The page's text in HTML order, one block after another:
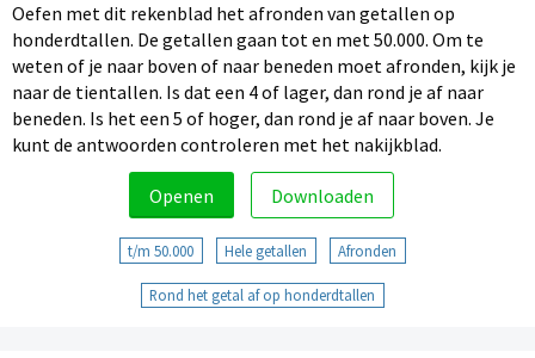
Oefen met dit rekenblad het afronden van getallen op
honderdtallen. De getallen gaan tot en met 50.000. Om te
weten of je naar boven of naar beneden moet afronden, kijk je
naar de tientallen. Is dat een 4 of lager, dan rond je af naar
beneden. Is het een 5 of hoger, dan rond je af naar boven. Je
kunt de antwoorden controleren met het nakijkblad.
Openen Downloaden
t/m 50.000 Hele getallen Afronden
Rond het getal af op honderdtallen